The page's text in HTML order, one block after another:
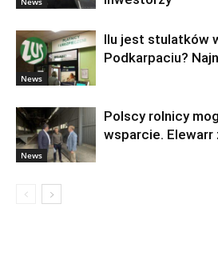
News
Ilu jest stulatków
Podkarpaciu?
News
Polscy rolnicy
wsparcie.